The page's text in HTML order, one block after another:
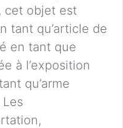
cet objet est
tant qu’article de
en tant que
à l’exposition
qu’arme